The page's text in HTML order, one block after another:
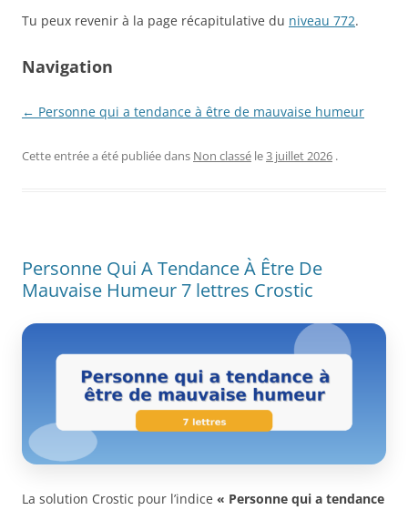
Tu peux revenir à la page récapitulative du niveau 772.
Navigation
← Personne qui a tendance à être de mauvaise humeur
Cette entrée a été publiée dans Non classé le3 juillet 2026 .
Personne Qui A Tendance À Être De
Mauvaise Humeur 7 lettres Crostic
La solution Crostic pour l’indice « Personne qui a tendance